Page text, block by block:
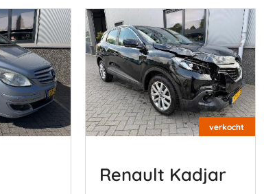
verkocht
Renault Kadjar